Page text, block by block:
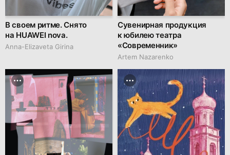
В своем ритме. Снято
на HUAWEI nova.
Anna-Elizaveta Girina
Сувенирная продукция
к юбилею театра
«Современник»
Artem Nazarenko